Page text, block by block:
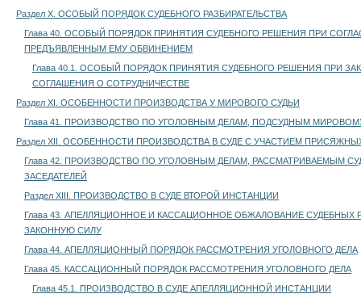
Раздел X. ОСОБЫЙ ПОРЯДОК СУДЕБНОГО РАЗБИРАТЕЛЬСТВА
Глава 40. ОСОБЫЙ ПОРЯДОК ПРИНЯТИЯ СУДЕБНОГО РЕШЕНИЯ ПРИ
ПРЕДЪЯВЛЕННЫМ ЕМУ ОБВИНЕНИЕМ
Глава 40.1. ОСОБЫЙ ПОРЯДОК ПРИНЯТИЯ СУДЕБНОГО РЕШЕНИЯ ПРИ
СОГЛАШЕНИЯ О СОТРУДНИЧЕСТВЕ
Раздел XI. ОСОБЕННОСТИ ПРОИЗВОДСТВА У МИРОВОГО СУДЬИ
Глава 41. ПРОИЗВОДСТВО ПО УГОЛОВНЫМ ДЕЛАМ, ПОДСУДНЫМ
Раздел XII. ОСОБЕННОСТИ ПРОИЗВОДСТВА В СУДЕ С УЧАСТИЕМ
Глава 42. ПРОИЗВОДСТВО ПО УГОЛОВНЫМ ДЕЛАМ, РАССМАТРИВАЕМЫМ
ЗАСЕДАТЕЛЕЙ
Раздел XIII. ПРОИЗВОДСТВО В СУДЕ ВТОРОЙ ИНСТАНЦИИ
Глава 43. АПЕЛЛЯЦИОННОЕ И КАССАЦИОННОЕ ОБЖАЛОВАНИЕ СУДЕБНЫХ
ЗАКОННУЮ СИЛУ
Глава 44. АПЕЛЛЯЦИОННЫЙ ПОРЯДОК РАССМОТРЕНИЯ УГОЛОВНОГО ДЕЛА
Глава 45. КАССАЦИОННЫЙ ПОРЯДОК РАССМОТРЕНИЯ УГОЛОВНОГО ДЕЛА
Глава 45.1. ПРОИЗВОДСТВО В СУДЕ АПЕЛЛЯЦИОННОЙ ИНСТАНЦИИ